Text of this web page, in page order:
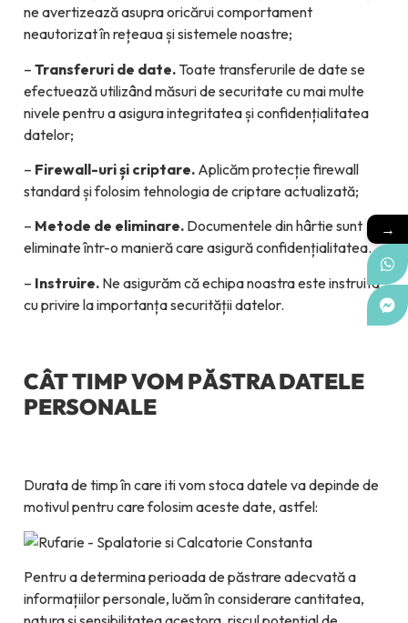
ne avertizează asupra oricărui comportament
neautorizat în rețeaua și sistemele noastre;
– Transferuri de date. Toate transferurile de date se
efectuează utilizând măsuri de securitate cu mai multe
nivele pentru a asigura integritatea și confidențialitatea
datelor;
– Firewall-uri și criptare. Aplicăm protecție firewall
standard și folosim tehnologia de criptare actualizată;
– Metode de eliminare. Documentele din hârtie sunt
eliminate într-o manieră care asigură confidențialitatea.
– Instruire. Ne asigurăm că echipa noastra este instruita
cu privire la importanța securității datelor.
CÂT TIMP VOM PĂSTRA DATELE
PERSONALE
Durata de timp în care iti vom stoca datele va depinde de
motivul pentru care folosim aceste date, astfel:
Pentru a determina perioada de păstrare adecvată a
informațiilor personale, luăm în considerare cantitatea,
→